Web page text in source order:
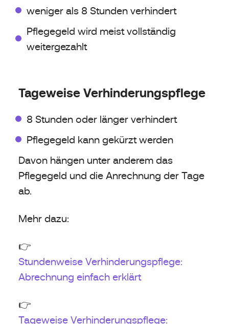
weniger als 8 Stunden verhindert
Pflegegeld wird meist vollständig
weitergezahlt
Tageweise Verhinderungspflege
8 Stunden oder länger verhindert
Pflegegeld kann gekürzt werden
Davon hängen unter anderem das
Pflegegeld und die Anrechnung der Tage
ab.
Mehr dazu:
👉
Stundenweise Verhinderungspflege:
Abrechnung einfach erklärt
👉
Tageweise Verhinderungspflege: